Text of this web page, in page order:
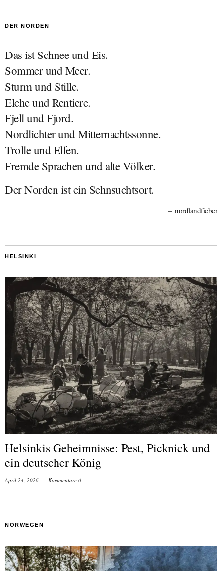
DER NORDEN
Das ist Schnee und Eis.
Sommer und Meer.
Sturm und Stille.
Elche und Rentiere.
Fjell und Fjord.
Nordlichter und Mitternachtssonne.
Trolle und Elfen.
Fremde Sprachen und alte Völker.
Der Norden ist ein Sehnsuchtsort.
nordlandfieber
HELSINKI
Helsinkis Geheimnisse: Pest, Picknick und
ein deutscher König
April 24, 2026 Kommentare 0
NORWEGEN